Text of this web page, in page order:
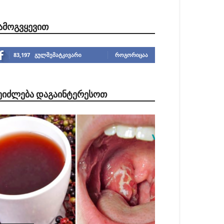
83,197 გულშემატკივარი ᲠᲝᲒᲝᲠᲘᲪᲐᲐ
ᲓᲐᲒᲐᲘᲜᲢᲔᲠᲔᲡᲝᲗ